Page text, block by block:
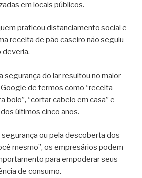
em locais públicos.
praticou distanciamento social e
receita de pão caseiro não seguiu
segurança do lar resultou no maior
de termos como “receita
bolo”, “cortar cabelo em casa” e
últimos cinco anos.
ou pela descoberta dos
mesmo”, os empresários podem
para empoderar seus
de consumo.